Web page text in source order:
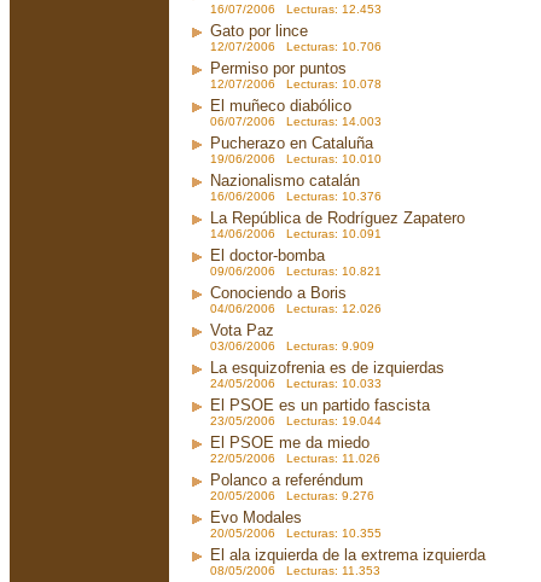
16/07/2006 Lecturas: 12.453
Gato por lince
12/07/2006 Lecturas: 10.706
Permiso por puntos
12/07/2006 Lecturas: 10.078
El muñeco diabólico
06/07/2006 Lecturas: 14.003
Pucherazo en Cataluña
19/06/2006 Lecturas: 10.010
Nazionalismo catalán
16/06/2006 Lecturas: 10.376
La República de Rodríguez Zapatero
14/06/2006 Lecturas: 10.091
El doctor-bomba
09/06/2006 Lecturas: 10.821
Conociendo a Boris
04/06/2006 Lecturas: 12.026
Vota Paz
03/06/2006 Lecturas: 9.909
La esquizofrenia es de izquierdas
24/05/2006 Lecturas: 10.033
El PSOE es un partido fascista
23/05/2006 Lecturas: 19.044
El PSOE me da miedo
22/05/2006 Lecturas: 11.026
Polanco a referéndum
20/05/2006 Lecturas: 9.276
Evo Modales
20/05/2006 Lecturas: 10.355
El ala izquierda de la extrema izquierda
08/05/2006 Lecturas: 11.353